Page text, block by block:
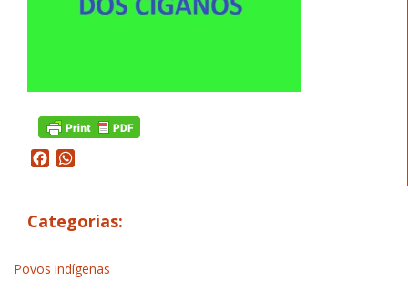
Facebook
Categorias:
Povos indígenas